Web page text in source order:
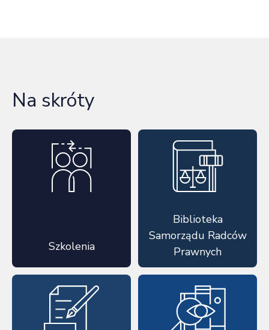
Na skróty
Szkolenia
Biblioteka
Samorządu Radców
Prawnych